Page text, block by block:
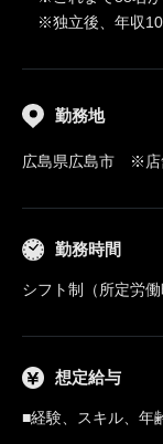
※独立後、年収
勤務地
広島県広島市 ※店
勤務時間
シフト制（所定労働
想定給与
■経験、スキル、年